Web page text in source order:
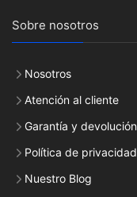
Sobre nosotros
Nosotros
Atención al cliente
Garantía y devolución
Política de privacidad
Nuestro Blog